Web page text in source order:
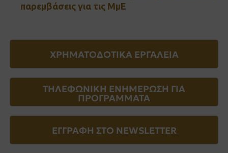
παρεμβάσεις για τις ΜμΕ
ΧΡΗΜΑΤΟΔΟΤΙΚΑ ΕΡΓΑΛΕΙΑ
ΤΗΛΕΦΩΝΙΚΗ ΕΝΗΜΕΡΩΣΗ ΓΙΑ
ΠΡΟΓΡΑΜΜΑΤΑ
ΕΓΓΡΑΦΗ ΣΤΟ NEWSLETTER